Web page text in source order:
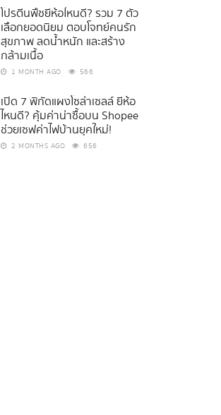
โปรตีนพืชยี่ห้อไหนดี? รวม 7 ตัว
เลือกยอดนิยม ตอบโจทย์คนรัก
สุขภาพ ลดน้ำหนัก และสร้าง
กล้ามเนื้อ
1 MONTH AGO 566
เปิด 7 พิกัดแผงโซล่าเซลล์ ยี่ห้อ
ไหนดี? คุ้มค่าน่าซื้อบน Shopee
ช่วยเซฟค่าไฟบ้านยุคใหม่!
2 MONTHS AGO 656